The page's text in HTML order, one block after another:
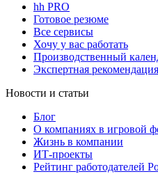
hh PRO
Готовое резюме
Все сервисы
Хочу у вас работать
Производственный
Экспертная рекомендация
Новости и статьи
Блог
О компаниях в игровой
Жизнь в компании
ИТ-проекты
Рейтинг работодателей